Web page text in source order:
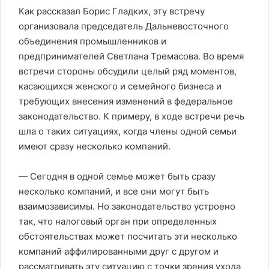
Как рассказал Борис Гладких, эту встречу
организовала председатель Дальневосточного
объединения промышленников и
предпринимателей Светлана Тремасова. Во время
встречи стороны обсудили целый ряд моментов,
касающихся женского и семейного бизнеса и
требующих внесения изменений в федеральное
законодательство. К примеру, в ходе встречи речь
шла о таких ситуациях, когда члены одной семьи
имеют сразу несколько компаний.
— Сегодня в одной семье может быть сразу
несколько компаний, и все они могут быть
взаимозависимы. Но законодательство устроено
так, что налоговый орган при определенных
обстоятельствах может посчитать эти несколько
компаний аффилированными друг с другом и
рассматривать эту ситуацию с точки зрения ухода